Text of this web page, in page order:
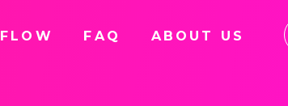
FLOW FAQ ABOUT US